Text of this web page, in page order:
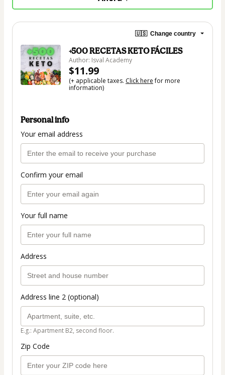
🇺🇸 Change country
+500 RECETAS KETO FÁCILES
Author: Isval Academy
$11.99
(+ applicable taxes. Click herefor more
information)
Personal info
Your email address
Confirm your email
Your full name
Address
Address line 2 (optional)
E.g.: Apartment B2, second floor.
Zip Code